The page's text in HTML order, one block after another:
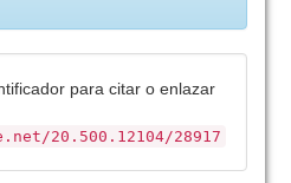
para citar o enlazar
20.500.12104/28917